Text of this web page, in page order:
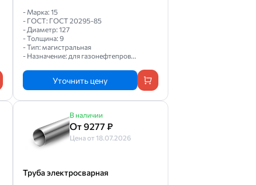
- Марка: 15
- ГОСТ: ГОСТ 20295-85
- Диаметр: 127
- Толщина: 9
- Тип: магистральная
- Назначение: для газонефтепров...
Уточнить цену
В наличии
От 9277 ₽
Цена от 18.07.2026
Труба электросварная